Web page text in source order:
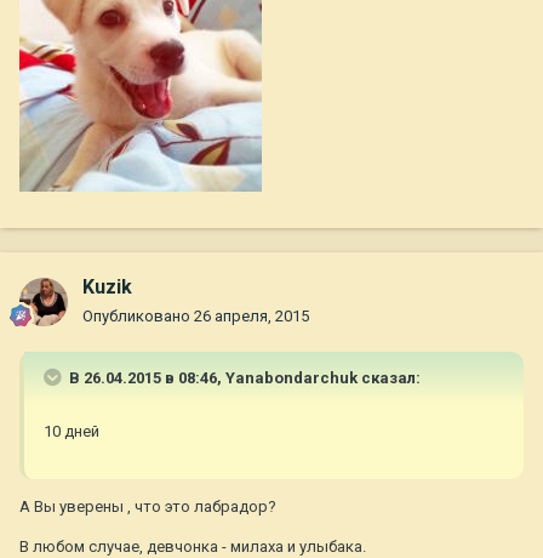
Kuzik
Опубликовано 26 апреля, 2015
В 26.04.2015 в 08:46, Yanabondarchuk сказал:
10 дней
А Вы уверены , что это лабрадор?
В любом случае, девчонка - милаха и улыбака.